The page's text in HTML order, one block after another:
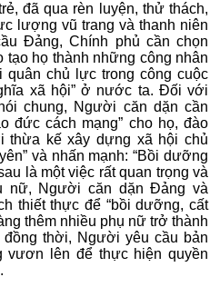
đã qua rèn luyện, thử thách,
lượng vũ trang và thanh niên
Đảng, Chính phủ cần chọn
tạo họ thành những công nhân
chủ lực trong công cuộc
xã hội” ở nước ta. Đối với
chung, Người căn dặn cần
đức cách mạng” cho họ, đào
thừa kế xây dựng xã hội chủ
và nhấn mạnh: “Bồi dưỡng
là một việc rất quan trọng và
nữ, Người căn dặn Đảng và
thiết thực để “bồi dưỡng, cất
thêm nhiều phụ nữ trở thành
đồng thời, Người yêu cầu bản
vươn lên để thực hiện quyền